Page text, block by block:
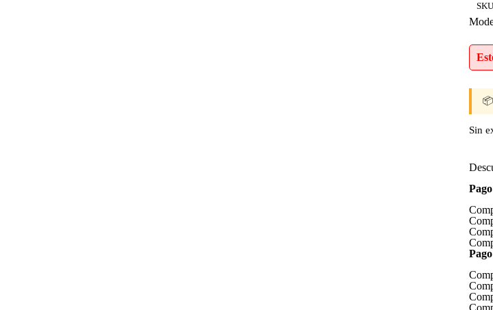
Sin